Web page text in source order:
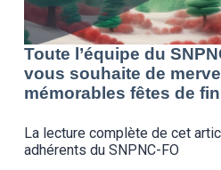
Toute l’équipe du
vous souhaite de
mémorables fêtes de fin
La lecture complète de cet
adhérents du SNPNC-FO